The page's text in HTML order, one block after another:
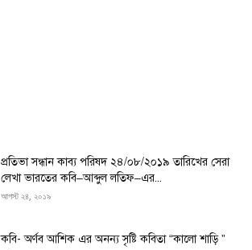
প্রতিভা সন্ধান কাব্য পরিষদ ২৪/০৮/২০১৯ তারিখের সেরা
লেখা ভারতের কবি–আব্দুল লতিফ–এর...
আগস্ট ২৪, ২০১৯
কবি- অর্ণব আশিক এর অনন্য সৃষ্টি কবিতা “কালো শাড়ি ”